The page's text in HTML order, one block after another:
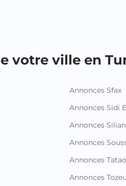
votre ville en
Annonces Sfax
Annonces Sidi
Annonces
Annonces
Annonces
Annonces